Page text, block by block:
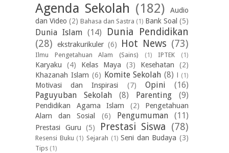
Agenda Sekolah (182)
Audio
dan Video (2) Bahasa dan Sastra (1) Bank Soal (5)
Dunia Islam (14)
Dunia Pendidikan
(28)
ekstrakurikuler (6) Hot News (73)
Ilmu Pengetahuan Alam (Sains) (1) IPTEK (1)
Karyaku (4) Kelas Maya (3) Kesehatan
(2)
Khazanah Islam (6) Komite Sekolah (8) (1)
Motivasi dan Inspirasi (7) Opini
(16)
Paguyuban Sekolah
(8) Parenting (9)
Pendidikan Agama Islam (2)
Pengetahuan
Alam dan Sosial
(6) Pengumuman (11)
Prestasi Guru (5) Prestasi Siswa (78)
Resensi Buku (1) Sejarah (1) Seni dan Budaya (3)
Tips (1)